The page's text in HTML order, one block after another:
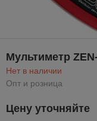
Мультиметр
Нет в наличии
Опт и розница
Цену уточняйте